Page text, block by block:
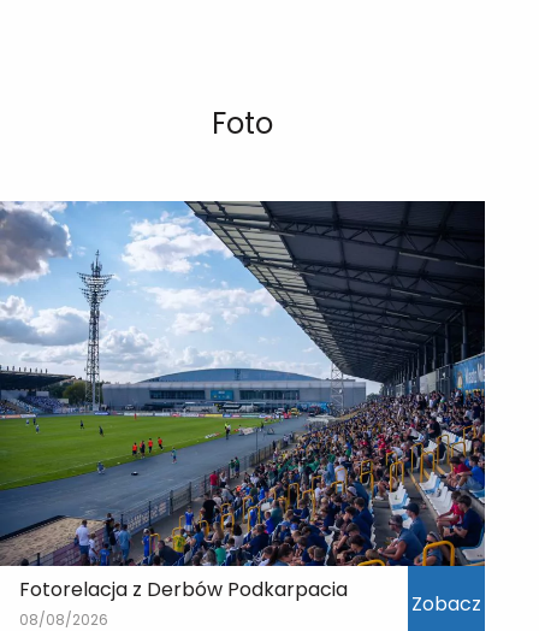
Foto
Fotorelacja z Derbów Podkarpacia
08/08/2026
Zobacz